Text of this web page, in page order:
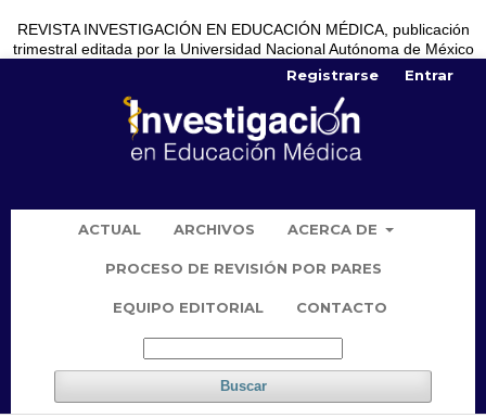
REVISTA INVESTIGACIÓN EN EDUCACIÓN MÉDICA, publicación
trimestral editada por la Universidad Nacional Autónoma de México
ACTUAL ARCHIVOS ACERCA DE
PROCESO DE REVISIÓN POR PARES
EQUIPO EDITORIAL CONTACTO
Buscar
Registrarse Entrar